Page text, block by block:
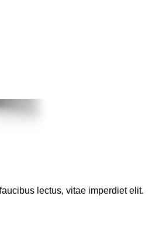
lectus, vitae imperdiet elit.